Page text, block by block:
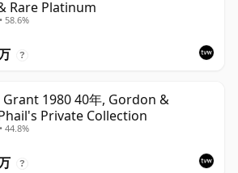
Rare Platinum
58.6%
?
Grant 1980 40年, Gordon &
Private Collection
44.8%
?